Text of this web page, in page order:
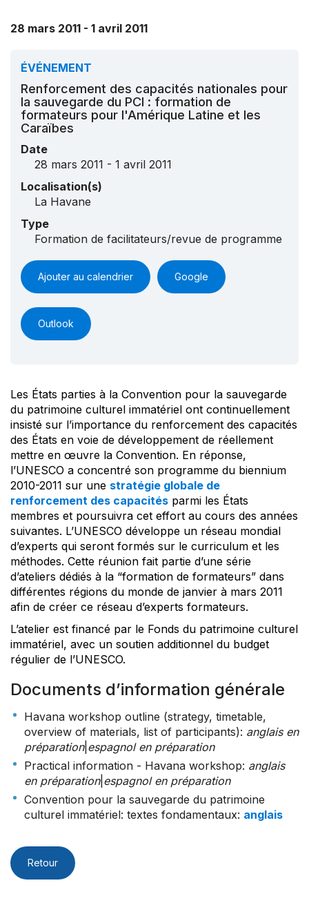
28 mars 2011 - 1 avril 2011
ÉVÉNEMENT
Renforcement des capacités nationales pour
la sauvegarde du PCI : formation de
formateurs pour l'Amérique Latine et les
Caraïbes
Date
28 mars 2011 - 1 avril 2011
Localisation(s)
La Havane
Type
Formation de facilitateurs/revue de programme
Ajouter au calendrier Google
Outlook
Les États parties à la Convention pour la sauvegarde
du patrimoine culturel immatériel ont continuellement
insisté sur l’importance du renforcement des capacités
des États en voie de développement de réellement
mettre en œuvre la Convention. En réponse,
l’UNESCO a concentré son programme du biennium
2010-2011 sur une stratégie globale de
renforcement des capacités parmi les États
membres et poursuivra cet effort au cours des années
suivantes. L’UNESCO développe un réseau mondial
d’experts qui seront formés sur le curriculum et les
méthodes. Cette réunion fait partie d’une série
d’ateliers dédiés à la “formation de formateurs” dans
différentes régions du monde de janvier à mars 2011
afin de créer ce réseau d’experts formateurs.
L’atelier est financé par le Fonds du patrimoine culturel
immatériel, avec un soutien additionnel du budget
régulier de l’UNESCO.
Documents d’information générale
Havana workshop outline (strategy, timetable,
overview of materials, list of participants): anglais en
préparation| espagnol en préparation
Practical information - Havana workshop: anglais
en préparation| espagnol en préparation
Convention pour la sauvegarde du patrimoine
culturel immatériel: textes fondamentaux: anglais
Retour